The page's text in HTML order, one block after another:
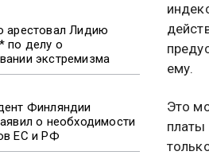
арестовал Лидию
по делу о
экстремизма
Финляндии
о необходимости
ЕС и РФ
ему.
Это